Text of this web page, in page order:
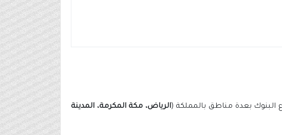
البنوك بعدة مناطق بالمملكة (الرياض، مكة المكرمة، المدينة